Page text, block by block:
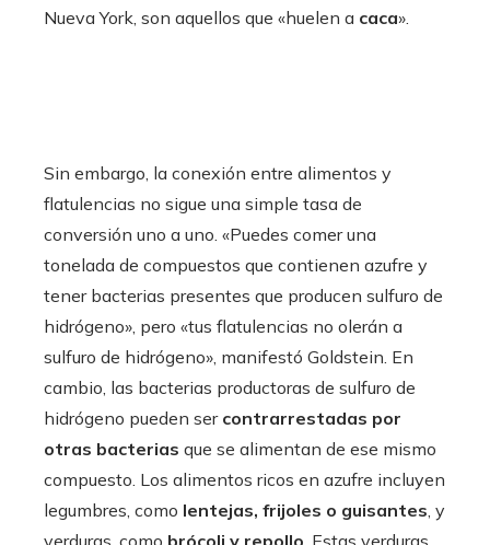
Nueva York, son aquellos que «huelen a caca».
Sin embargo, la conexión entre alimentos y
flatulencias no sigue una simple tasa de
conversión uno a uno. «Puedes comer una
tonelada de compuestos que contienen azufre y
tener bacterias presentes que producen sulfuro de
hidrógeno», pero «tus flatulencias no olerán a
sulfuro de hidrógeno», manifestó Goldstein. En
cambio, las bacterias productoras de sulfuro de
hidrógeno pueden ser contrarrestadas por
otras bacterias que se alimentan de ese mismo
compuesto. Los alimentos ricos en azufre incluyen
legumbres, como lentejas, frijoles o guisantes, y